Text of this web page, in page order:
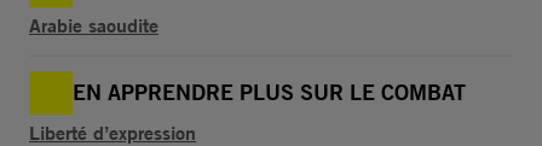
Arabie saoudite
EN APPRENDRE PLUS SUR LE COMBAT
Liberté d’expression